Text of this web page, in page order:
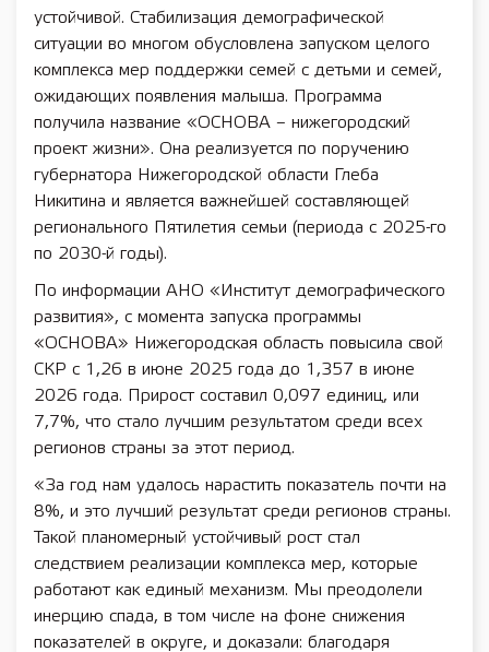
устойчивой. Стабилизация демографической
ситуации во многом обусловлена запуском целого
комплекса мер поддержки семей с детьми и семей,
ожидающих появления малыша. Программа
получила название «ОСНОВА – нижегородский
проект жизни». Она реализуется по поручению
губернатора Нижегородской области Глеба
Никитина и является важнейшей составляющей
регионального Пятилетия семьи (периода с 2025-го
по 2030-й годы).
По информации АНО «Институт демографического
развития», с момента запуска программы
«ОСНОВА» Нижегородская область повысила свой
СКР с 1,26 в июне 2025 года до 1,357 в июне
2026 года. Прирост составил 0,097 единиц, или
7,7%, что стало лучшим результатом среди всех
регионов страны за этот период.
«За год нам удалось нарастить показатель почти на
8%, и это лучший результат среди регионов страны.
Такой планомерный устойчивый рост стал
следствием реализации комплекса мер, которые
работают как единый механизм. Мы преодолели
инерцию спада, в том числе на фоне снижения
показателей в округе, и доказали: благодаря